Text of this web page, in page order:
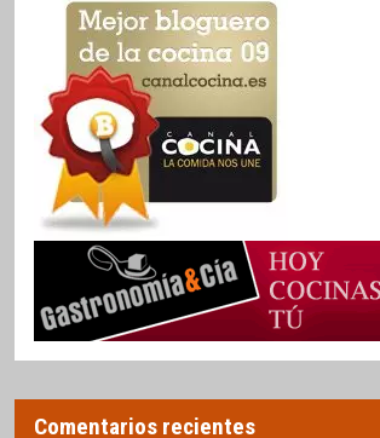
Comentarios recientes